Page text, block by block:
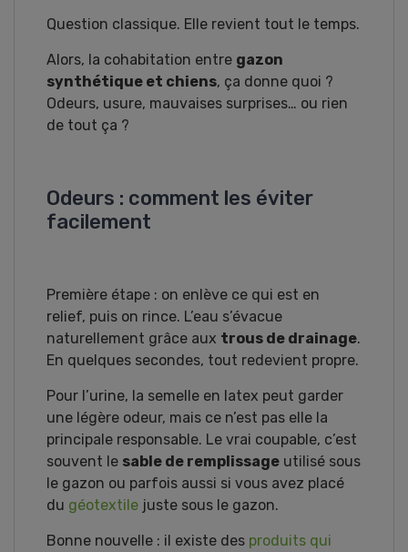
Question classique. Elle revient tout le temps.
Alors, la cohabitation entre gazon
synthétique et chiens, ça donne quoi ?
Odeurs, usure, mauvaises surprises… ou rien
de tout ça ?
Odeurs : comment les éviter
facilement
Première étape : on enlève ce qui est en
relief, puis on rince. L’eau s’évacue
naturellement grâce aux trous de drainage.
En quelques secondes, tout redevient propre.
Pour l’urine, la semelle en latex peut garder
une légère odeur, mais ce n’est pas elle la
principale responsable. Le vrai coupable, c’est
souvent le sable de remplissage utilisé sous
le gazon ou parfois aussi si vous avez placé
du géotextile juste sous le gazon.
Bonne nouvelle : il existe des produits qui